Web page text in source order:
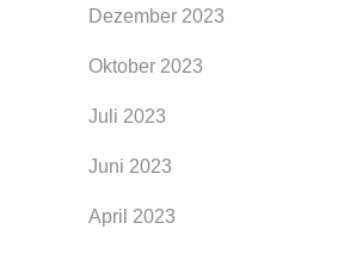
Dezember 2023
Oktober 2023
Juli 2023
Juni 2023
April 2023